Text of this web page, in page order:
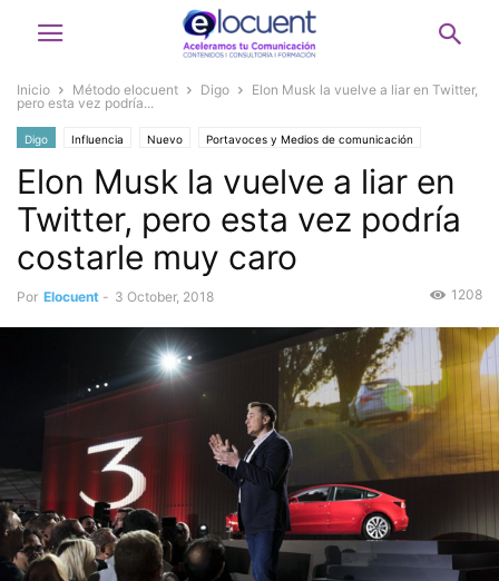
Inicio Método elocuent Digo
Elon Musk la vuelve a liar en Twitter,
pero esta vez podría...
Digo Influencia Nuevo Portavoces y Medios de comunicación
Elon Musk la vuelve a liar en
Twitter, pero esta vez podría
costarle muy caro
Por Elocuent - 3 October, 2018 1208